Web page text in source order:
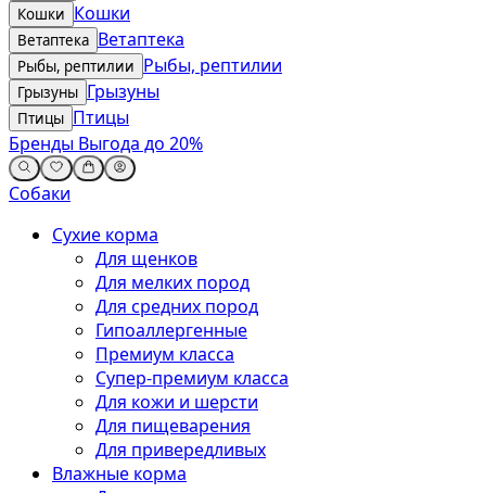
Кошки Кошки
Ветаптека Ветаптека
Рыбы, рептилии Рыбы, рептилии
Грызуны Грызуны
Птицы Птицы
Бренды Выгода до 20%
Собаки
Сухие корма
Для щенков
Для мелких пород
Для средних пород
Гипоаллергенные
Премиум класса
Супер-премиум класса
Для кожи и шерсти
Для пищеварения
Для привередливых
Влажные корма